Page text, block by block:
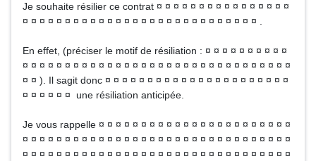
Je souhaite résilier ce contrat ¤ ¤ ¤ ¤ ¤ ¤ ¤ ¤ ¤ ¤ ¤ ¤ ¤ ¤ ¤ ¤
¤ ¤ ¤ ¤ ¤ ¤ ¤ ¤ ¤ ¤ ¤ ¤ ¤ ¤ ¤ ¤ ¤ ¤ ¤ ¤ ¤ ¤ ¤ ¤ ¤ ¤ ¤ ¤ .
En effet, (préciser le motif de résiliation : ¤ ¤ ¤ ¤ ¤ ¤ ¤ ¤ ¤ ¤
¤ ¤ ¤ ¤ ¤ ¤ ¤ ¤ ¤ ¤ ¤ ¤ ¤ ¤ ¤ ¤ ¤ ¤ ¤ ¤ ¤ ¤ ¤ ¤ ¤ ¤ ¤ ¤ ¤ ¤ ¤ ¤
¤ ¤ ). Il sagit donc ¤ ¤ ¤ ¤ ¤ ¤ ¤ ¤ ¤ ¤ ¤ ¤ ¤ ¤ ¤ ¤ ¤ ¤ ¤ ¤ ¤ ¤
¤ ¤ ¤ ¤ ¤ ¤ une résiliation anticipée.
Je vous rappelle ¤ ¤ ¤ ¤ ¤ ¤ ¤ ¤ ¤ ¤ ¤ ¤ ¤ ¤ ¤ ¤ ¤ ¤ ¤ ¤ ¤ ¤ ¤
¤ ¤ ¤ ¤ ¤ ¤ ¤ ¤ ¤ ¤ ¤ ¤ ¤ ¤ ¤ ¤ ¤ ¤ ¤ ¤ ¤ ¤ ¤ ¤ ¤ ¤ ¤ ¤ ¤ ¤ ¤ ¤
¤ ¤ ¤ ¤ ¤ ¤ ¤ ¤ ¤ ¤ ¤ ¤ ¤ ¤ ¤ ¤ ¤ ¤ ¤ ¤ ¤ ¤ ¤ ¤ ¤ ¤ ¤ ¤ ¤ ¤ ¤ ¤